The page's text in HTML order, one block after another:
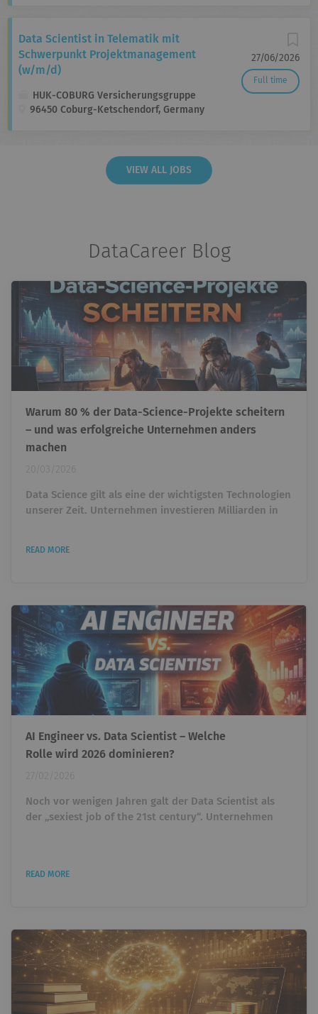
27/06/2026
Full time
Data Scientist in Telematik mit
Schwerpunkt Projektmanagement
(w/m/d)
HUK-COBURG Versicherungsgruppe
96450 Coburg-Ketschendorf, Germany
VIEW ALL JOBS
DataCareer Blog
Warum 80 % der Data-Science-Projekte scheitern
– und was erfolgreiche Unternehmen anders
machen
Data Science gilt als eine der wichtigsten Technologien
unserer Zeit. Unternehmen investieren Milliarden in
Dashboards entstehen. Prototypen funktionieren im
Notebook....
READ MORE
AI Engineer vs. Data Scientist – Welche
Rolle wird 2026 dominieren?
Noch vor wenigen Jahren galt der Data Scientist als
der „sexiest job of the 21st century“. Unternehmen
paar ML-Projekte vorweisen konnte, war heiß begehrt.
READ MORE